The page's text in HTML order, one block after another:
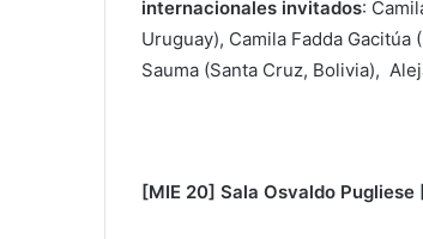
internacionales invitados:
Uruguay), Camila Fadda
Sauma (Santa Cruz, Bolivia),
[MIE 20] Sala Osvaldo Pugliese